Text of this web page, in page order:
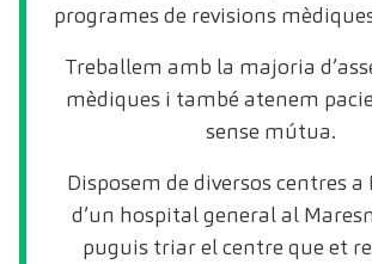
programes de revisions
Treballem amb la majoria
mèdiques i també atenem
sense mútua.
Disposem de diversos centres a
d’un hospital general al
puguis triar el centre que et